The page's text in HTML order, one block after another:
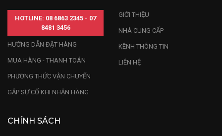
HOTLINE: 08 6863 2345 - 07
8481 3456
HƯỚNG DẪN ĐẶT HÀNG
MUA HÀNG - THANH TOÁN
PHƯƠNG THỨC VẬN CHUYỂN
GẶP SỰ CỐ KHI NHẬN HÀNG
GIỚI THIỆU
NHÀ CUNG CẤP
KÊNH THÔNG TIN
LIÊN HỆ
CHÍNH SÁCH